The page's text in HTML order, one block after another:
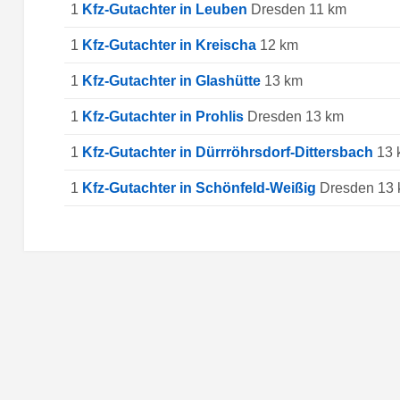
1 Kfz-Gutachter in Leuben Dresden 11 km
1 Kfz-Gutachter in Kreischa12 km
1 Kfz-Gutachter in Glashütte13 km
1 Kfz-Gutachter in ProhlisDresden 13 km
1 Kfz-Gutachter in Dürrröhrsdorf-Dittersbach 13
1 Kfz-Gutachter in Schönfeld-Weißig Dresden 13